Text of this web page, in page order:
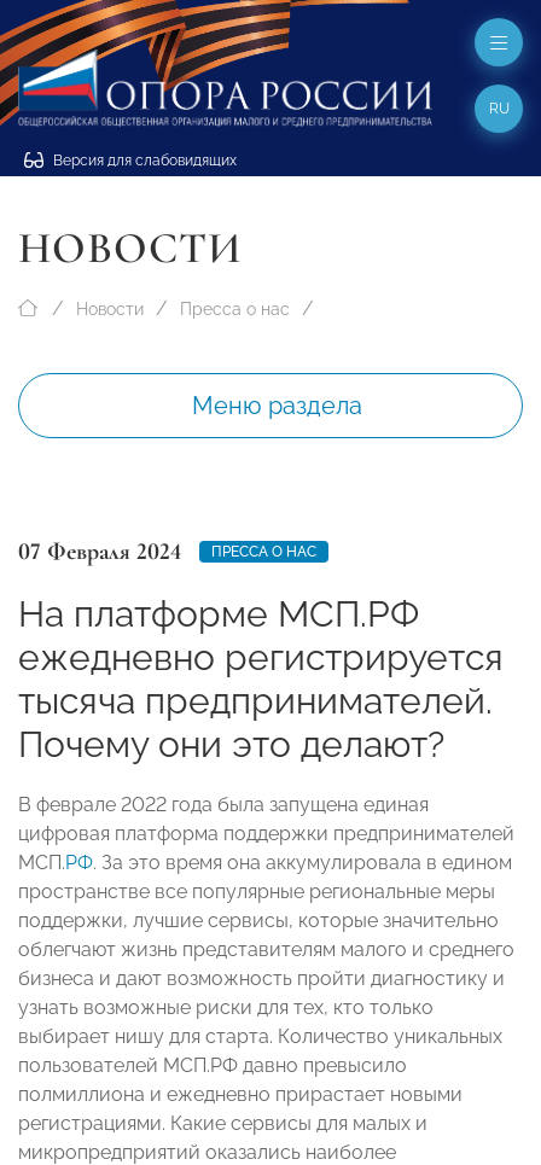
Версия для слабовидящих
RU
НОВОСТИ
Новости Пресса о нас
Меню раздела
07 Февраля 2024 ПРЕССА О НАС
На платформе МСП.РФ
ежедневно регистрируется
тысяча предпринимателей.
Почему они это делают?
В феврале 2022 года была запущена единая
цифровая платформа поддержки предпринимателей
МСП.РФ. За это время она аккумулировала в едином
пространстве все популярные региональные меры
поддержки, лучшие сервисы, которые значительно
облегчают жизнь представителям малого и среднего
бизнеса и дают возможность пройти диагностику и
узнать возможные риски для тех, кто только
выбирает нишу для старта. Количество уникальных
пользователей МСП.РФ давно превысило
полмиллиона и ежедневно прирастает новыми
регистрациями. Какие сервисы для малых и
микропредприятий оказались наиболее